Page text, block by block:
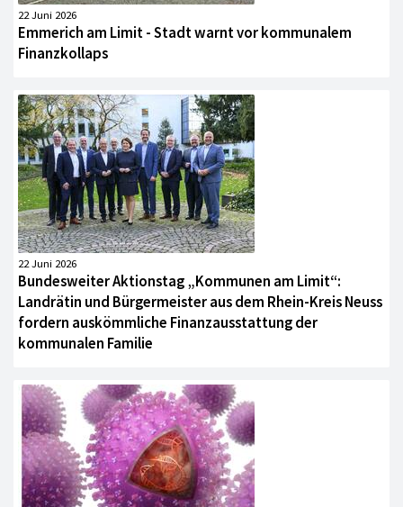
22 Juni 2026
Emmerich am Limit - Stadt warnt vor kommunalem
Finanzkollaps
22 Juni 2026
Bundesweiter Aktionstag „Kommunen am Limit“:
Landrätin und Bürgermeister aus dem Rhein-Kreis Neuss
fordern auskömmliche Finanzausstattung der
kommunalen Familie